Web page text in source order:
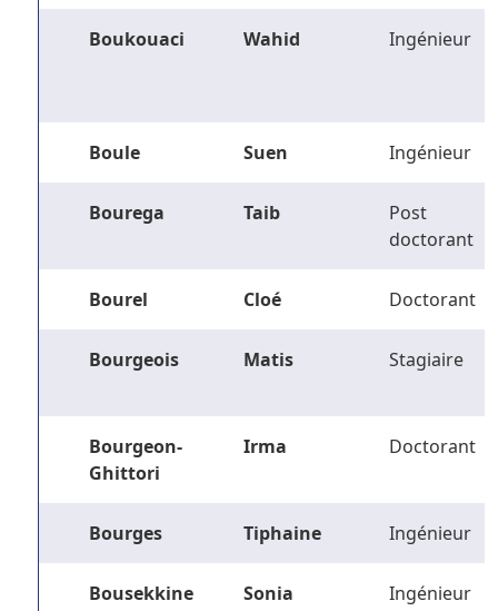
Boukouaci Wahid Ingénieur
Boule Suen Ingénieur
Bourega Taib
Post
doctorant
Bourel Cloé Doctorant
Bourgeois Matis Stagiaire
Bourgeon-
Ghittori
Irma Doctorant
Bourges Tiphaine Ingénieur
Bousekkine Sonia Ingénieur